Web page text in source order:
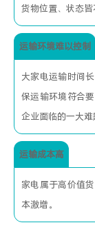
货物位置、状态皆
运输环境难以控制
大家电运输时间
保运输环境符合
企业面临的一大难
运输成本高
家电属于高价值
本激增。